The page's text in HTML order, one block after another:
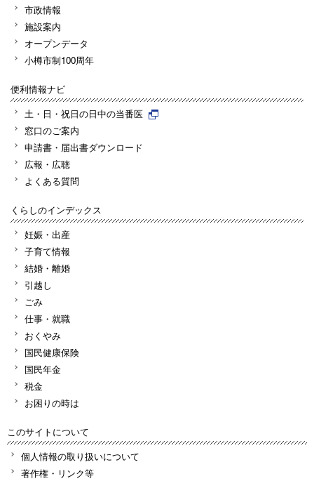
市政情報
施設案内
オープンデータ
小樽市制100周年
便利情報ナビ
土・日・祝日の日中の当番医
窓口のご案内
申請書・届出書ダウンロード
広報・広聴
よくある質問
くらしのインデックス
妊娠・出産
子育て情報
結婚・離婚
引越し
ごみ
仕事・就職
おくやみ
国民健康保険
国民年金
税金
お困りの時は
このサイトについて
個人情報の取り扱いについて
著作権・リンク等